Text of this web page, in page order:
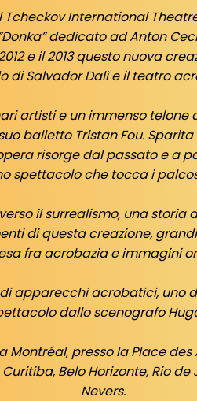
International
dedicato ad Anton
e il 2013 questo nuova
di Salvador Dalì e il teatro
artisti e un immenso telone
balletto Tristan Fou.
risorge dal passato e a
spettacolo che tocca i
il surrealismo, una storia
di questa creazione,
fra acrobazia e immagini
apparecchi acrobatici, uno
dallo scenografo
Montréal, presso la Place
Belo Horizonte, Rio de
Nevers.